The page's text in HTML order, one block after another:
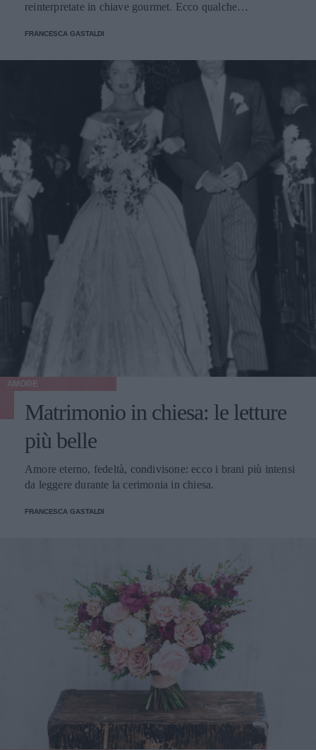
reinterpretate in chiave gourmet. Ecco qualche
FRANCESCA GASTALDI
AMORE
Matrimonio in chiesa: le letture
più belle
Amore eterno, fedeltà, condivisone: ecco i brani più intensi
da leggere durante la cerimonia in chiesa.
FRANCESCA GASTALDI